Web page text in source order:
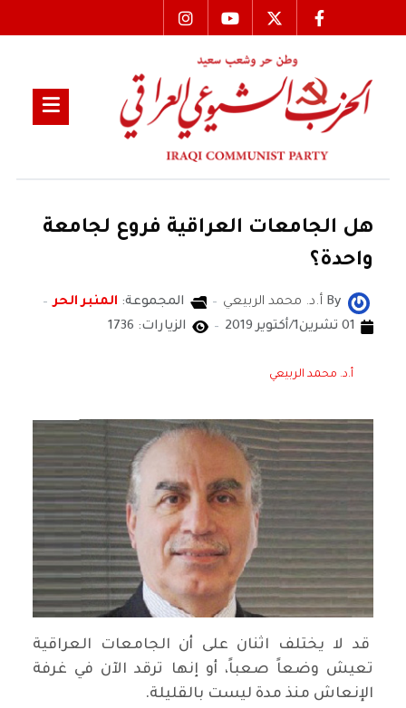
هل الجامعات العراقية فروع لجامعة
واحدة؟
By أ.د. محمد الربيعي المجموعة: المنبر الحر
01 تشرين1/أكتوير 2019
الزيارات: 1736
أ.د. محمد الربيعي
قد لا يختلف اثنان على أن الجامعات العراقية
تعيش وضعاً صعباً، أو إنها ترقد الآن في غرفة
الإنعاش منذ مدة ليست بالقليلة.